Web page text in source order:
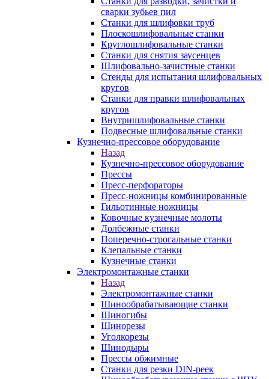
сварки зубьев пил
Станки для шлифовки труб
Плоскошлифовальные станки
Круглошлифовальные станки
Станки для снятия заусенцев
Шлифовально-зачистные станки
Стенды для испытания шлифовальных
кругов
Станки для правки шлифовальных
кругов
Внутришлифовальные станки
Подвесные шлифовальные станки
Кузнечно-прессовое оборудование
Назад
Кузнечно-прессовое оборудование
Прессы
Пресс-перфораторы
Пресс-ножницы комбинированные
Гильотинные ножницы
Ковочные кузнечные молоты
Долбежные станки
Поперечно-строгальные станки
Клепальные станки
Кузнечные станки
Электромонтажные станки
Назад
Электромонтажные станки
Шинообрабатывающие станки
Шиногибы
Шинорезы
Уголкорезы
Шинодыры
Прессы обжимные
Станки для резки DIN-реек